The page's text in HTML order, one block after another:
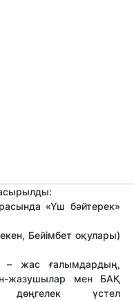
«Үш бәйтерек»
Бейімбет оқулары)
– жас ғалымдардың,
жазушылар мен БАҚ
дөңгелек үстел